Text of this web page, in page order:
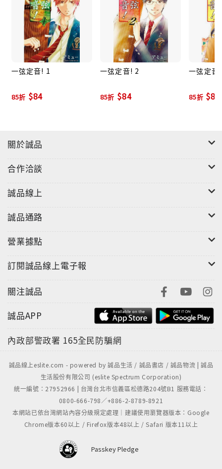
一弦定音! 1
85折 $84
一弦定音! 2
85折 $84
一弦定音
85折 $84
關於誠品
合作洽談
誠品線上
誠品通路
營業據點
訂閱誠品線上電子報
關注誠品
誠品APP
內政部警政署 165全民防騙網
誠品線上eslite.com - powered by 誠品生活 / 誠品書店 / 誠品物流 | 誠品
生活股份有限公司 (eslite Spectrum Corporation)
統一編號：27952966 | 台灣台北市信義區松德路204號B1 服務電話：
0800-666-798／+886-2-8789-8921
本網站已依台灣網站內容分級規定處理｜建議使用瀏覽器版本：Google
Chrome版本60以上 / Firefox版本48以上 / Safari 版本11以上
Passkey Pledge